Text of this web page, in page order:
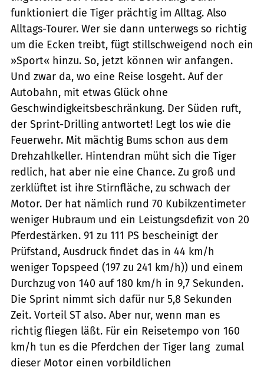
funktioniert die Tiger prächtig im Alltag. Also
Alltags-Tourer. Wer sie dann unterwegs so richtig
um die Ecken treibt, fügt stillschweigend noch ein
»Sport« hinzu. So, jetzt können wir anfangen.
Und zwar da, wo eine Reise losgeht. Auf der
Autobahn, mit etwas Glück ohne
Geschwindigkeitsbeschränkung. Der Süden ruft,
der Sprint-Drilling antwortet! Legt los wie die
Feuerwehr. Mit mächtig Bums schon aus dem
Drehzahlkeller. Hintendran müht sich die Tiger
redlich, hat aber nie eine Chance. Zu groß und
zerklüftet ist ihre Stirnfläche, zu schwach der
Motor. Der hat nämlich rund 70 Kubikzentimeter
weniger Hubraum und ein Leistungsdefizit von 20
Pferdestärken. 91 zu 111 PS bescheinigt der
Prüfstand, Ausdruck findet das in 44 km/h
weniger Topspeed (197 zu 241 km/h)) und einem
Durchzug von 140 auf 180 km/h in 9,7 Sekunden.
Die Sprint nimmt sich dafür nur 5,8 Sekunden
Zeit. Vorteil ST also. Aber nur, wenn man es
richtig fliegen läßt. Für ein Reisetempo von 160
km/h tun es die Pferdchen der Tiger lang  zumal
dieser Motor einen vorbildlichen